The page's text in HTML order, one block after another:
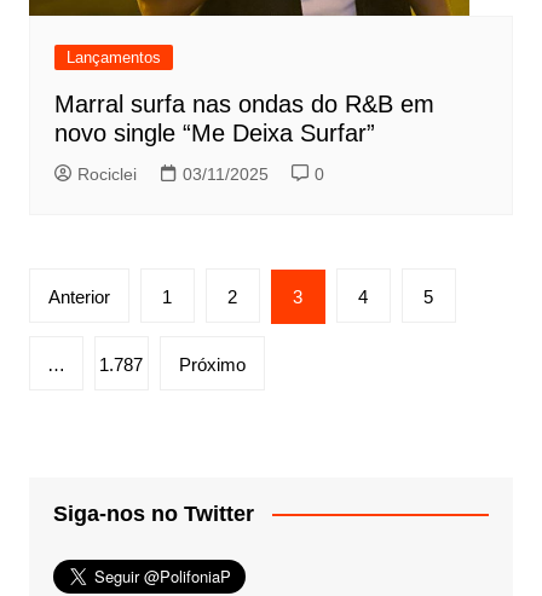
Lançamentos
Marral surfa nas ondas do R&B em
novo single “Me Deixa Surfar”
Rociclei 03/11/2025 0
Paginação
posts
Anterior 1 2 3 4 5
… 1.787 Próximo
Siga-nos no Twitter